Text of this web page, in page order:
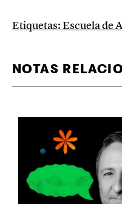
Etiquetas:Escuela de
NOTAS